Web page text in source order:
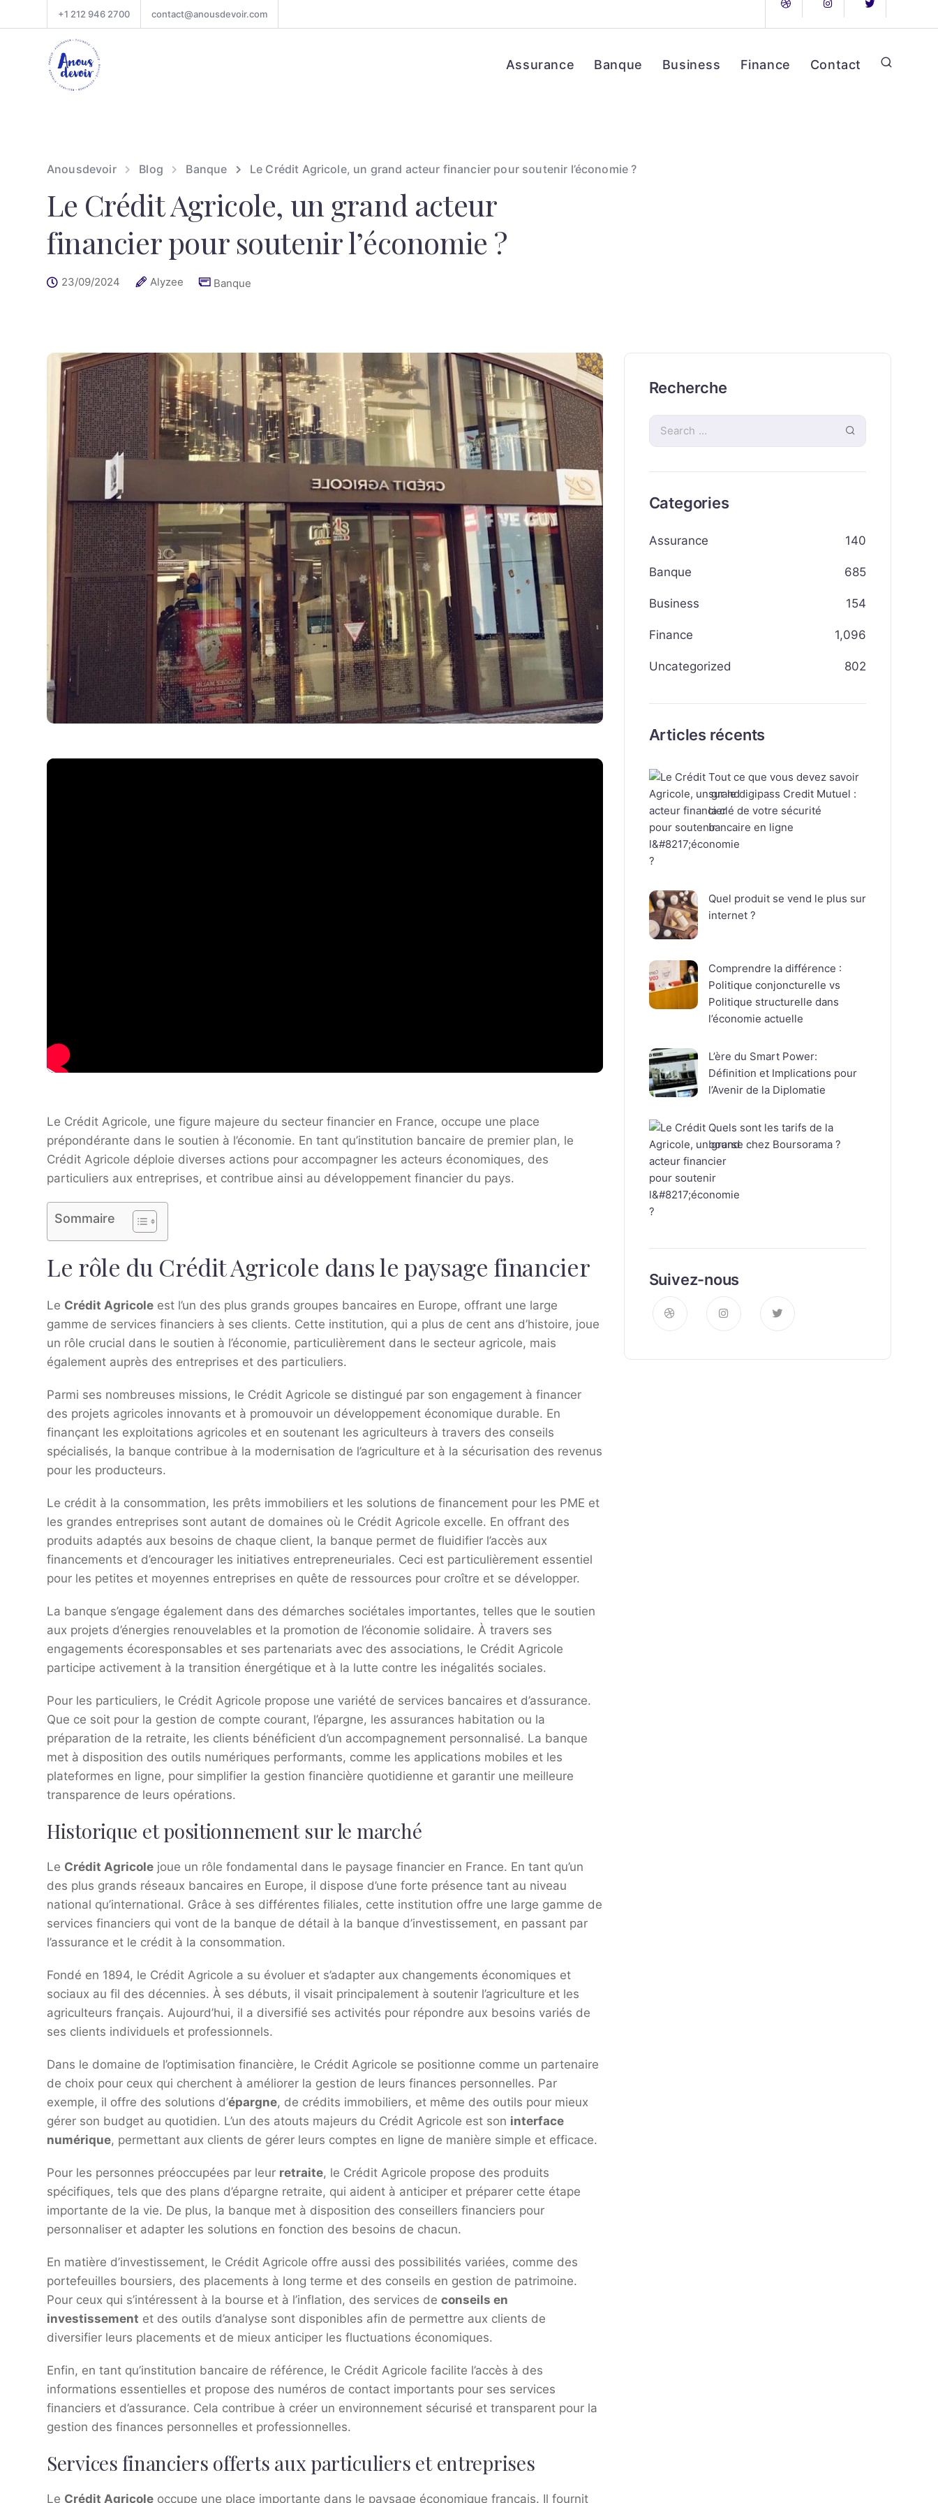
+1 212 946 2700 contact@anousdevoir.com
Assurance Banque Business Finance Contact
Anousdevoir Blog Banque Le Crédit Agricole, un grand acteur financier pour soutenir l’économie ?
Le Crédit Agricole, un grand acteur
financier pour soutenir l’économie ?
23/09/2024 Alyzee Banque
Le Crédit Agricole, une figure majeure du secteur financier en France, occupe une place
prépondérante dans le soutien à l’économie. En tant qu’institution bancaire de premier plan, le
Crédit Agricole déploie diverses actions pour accompagner les acteurs économiques, des
particuliers aux entreprises, et contribue ainsi au développement financier du pays.
Sommaire
Le rôle du Crédit Agricole dans le paysage financier
Le Crédit Agricole est l’un des plus grands groupes bancaires en Europe, offrant une large
gamme de services financiers à ses clients. Cette institution, qui a plus de cent ans d’histoire, joue
un rôle crucial dans le soutien à l’économie, particulièrement dans le secteur agricole, mais
également auprès des entreprises et des particuliers.
Parmi ses nombreuses missions, le Crédit Agricole se distingué par son engagement à financer
des projets agricoles innovants et à promouvoir un développement économique durable. En
finançant les exploitations agricoles et en soutenant les agriculteurs à travers des conseils
spécialisés, la banque contribue à la modernisation de l’agriculture et à la sécurisation des revenus
pour les producteurs.
Le crédit à la consommation, les prêts immobiliers et les solutions de financement pour les PME et
les grandes entreprises sont autant de domaines où le Crédit Agricole excelle. En offrant des
produits adaptés aux besoins de chaque client, la banque permet de fluidifier l’accès aux
financements et d’encourager les initiatives entrepreneuriales. Ceci est particulièrement essentiel
pour les petites et moyennes entreprises en quête de ressources pour croître et se développer.
La banque s’engage également dans des démarches sociétales importantes, telles que le soutien
aux projets d’énergies renouvelables et la promotion de l’économie solidaire. À travers ses
engagements écoresponsables et ses partenariats avec des associations, le Crédit Agricole
participe activement à la transition énergétique et à la lutte contre les inégalités sociales.
Pour les particuliers, le Crédit Agricole propose une variété de services bancaires et d’assurance.
Que ce soit pour la gestion de compte courant, l’épargne, les assurances habitation ou la
préparation de la retraite, les clients bénéficient d’un accompagnement personnalisé. La banque
met à disposition des outils numériques performants, comme les applications mobiles et les
plateformes en ligne, pour simplifier la gestion financière quotidienne et garantir une meilleure
transparence de leurs opérations.
Historique et positionnement sur le marché
Le Crédit Agricole joue un rôle fondamental dans le paysage financier en France. En tant qu’un
des plus grands réseaux bancaires en Europe, il dispose d’une forte présence tant au niveau
national qu’international. Grâce à ses différentes filiales, cette institution offre une large gamme de
services financiers qui vont de la banque de détail à la banque d’investissement, en passant par
l’assurance et le crédit à la consommation.
Fondé en 1894, le Crédit Agricole a su évoluer et s’adapter aux changements économiques et
sociaux au fil des décennies. À ses débuts, il visait principalement à soutenir l’agriculture et les
agriculteurs français. Aujourd’hui, il a diversifié ses activités pour répondre aux besoins variés de
ses clients individuels et professionnels.
Dans le domaine de l’optimisation financière, le Crédit Agricole se positionne comme un partenaire
de choix pour ceux qui cherchent à améliorer la gestion de leurs finances personnelles. Par
exemple, il offre des solutions d’épargne, de crédits immobiliers, et même des outils pour mieux
gérer son budget au quotidien. L’un des atouts majeurs du Crédit Agricole est son interface
numérique, permettant aux clients de gérer leurs comptes en ligne de manière simple et efficace.
Pour les personnes préoccupées par leur retraite, le Crédit Agricole propose des produits
spécifiques, tels que des plans d’épargne retraite, qui aident à anticiper et préparer cette étape
importante de la vie. De plus, la banque met à disposition des conseillers financiers pour
personnaliser et adapter les solutions en fonction des besoins de chacun.
En matière d’investissement, le Crédit Agricole offre aussi des possibilités variées, comme des
portefeuilles boursiers, des placements à long terme et des conseils en gestion de patrimoine.
Pour ceux qui s’intéressent à la bourse et à l’inflation, des services de conseils en
investissement et des outils d’analyse sont disponibles afin de permettre aux clients de
diversifier leurs placements et de mieux anticiper les fluctuations économiques.
Enfin, en tant qu’institution bancaire de référence, le Crédit Agricole facilite l’accès à des
informations essentielles et propose des numéros de contact importants pour ses services
financiers et d’assurance. Cela contribue à créer un environnement sécurisé et transparent pour la
gestion des finances personnelles et professionnelles.
Services financiers offerts aux particuliers et entreprises
Le Crédit Agricole occupe une place importante dans le paysage économique français. Il fournit
Recherche
Categories
Assurance 140
Banque 685
Business 154
Finance 1,096
Uncategorized 802
Articles récents
Tout ce que vous devez savoir
sur le digipass Credit Mutuel :
la clé de votre sécurité
bancaire en ligne
Quel produit se vend le plus sur
internet ?
Comprendre la différence :
Politique conjoncturelle vs
Politique structurelle dans
l’économie actuelle
L’ère du Smart Power:
Définition et Implications pour
l’Avenir de la Diplomatie
Quels sont les tarifs de la
bourse chez Boursorama ?
Suivez-nous